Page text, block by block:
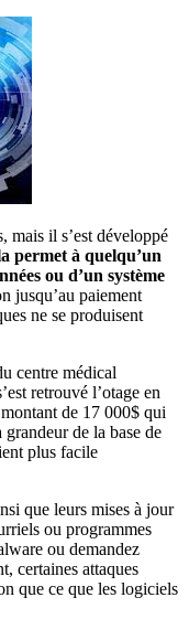
mais il s’est développé
permet à quelqu’un
ou d’un système
jusqu’au paiement
ne se produisent
centre médical
retrouvé l’otage en
de 17 000$ qui
de la base de
plus facile
que leurs mises à jour
ou programmes
ou demandez
certaines attaques
que ce que les logiciels